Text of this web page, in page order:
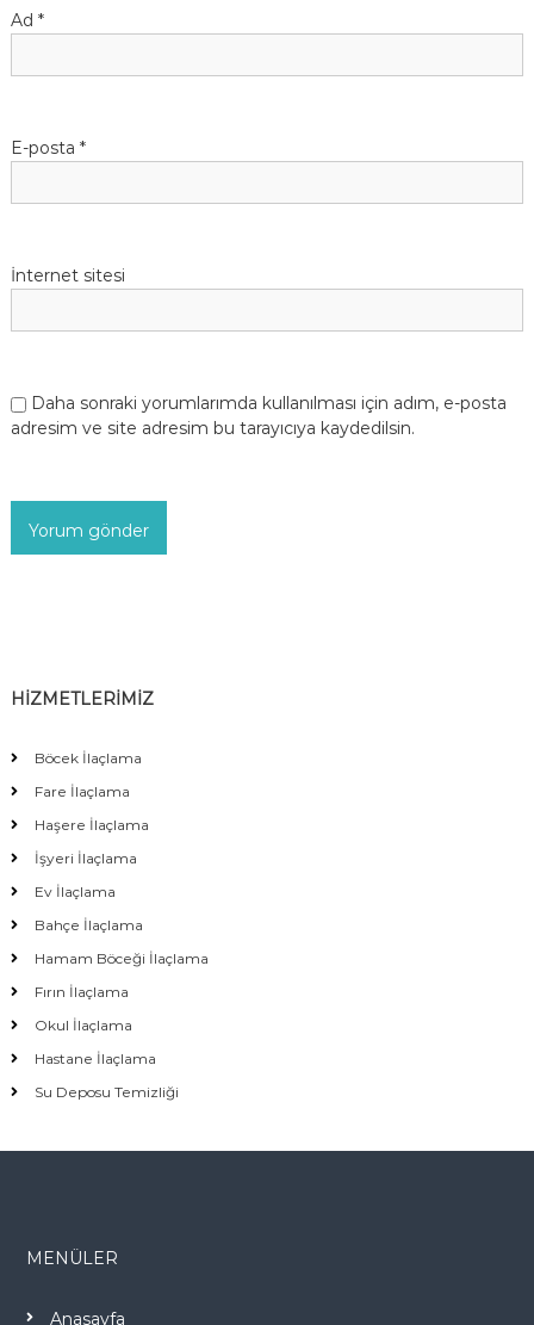
Ad *
E-posta *
İnternet sitesi
Daha sonraki yorumlarımda kullanılması için adım, e-posta
adresim ve site adresim bu tarayıcıya kaydedilsin.
HİZMETLERİMİZ
Böcek İlaçlama
Fare İlaçlama
Haşere İlaçlama
İşyeri İlaçlama
Ev İlaçlama
Bahçe İlaçlama
Hamam Böceği İlaçlama
Fırın İlaçlama
Okul İlaçlama
Hastane İlaçlama
Su Deposu Temizliği
MENÜLER
Anasayfa